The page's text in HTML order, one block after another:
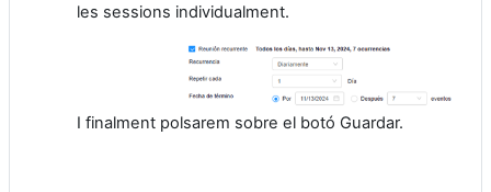
les sessions individualment.
I finalment polsarem sobre el botó Guardar.